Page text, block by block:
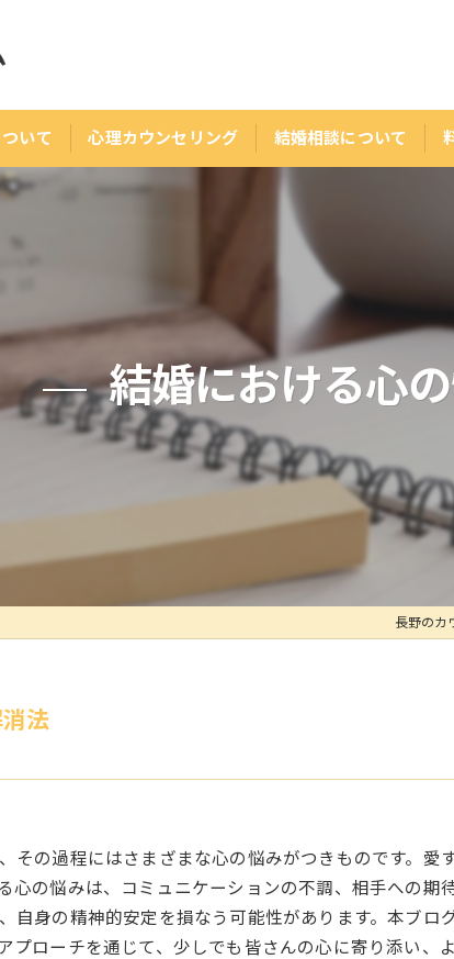
いて 心理カウンセリング 結婚相談について
結婚における心
長野のカ
法
その過程にはさまざまな心の悩みがつきものです。
心の悩みは、コミュニケーションの不調、相手への
自身の精神的安定を損なう可能性があります。本ブ
プローチを通じて、少しでも皆さんの心に寄り添い